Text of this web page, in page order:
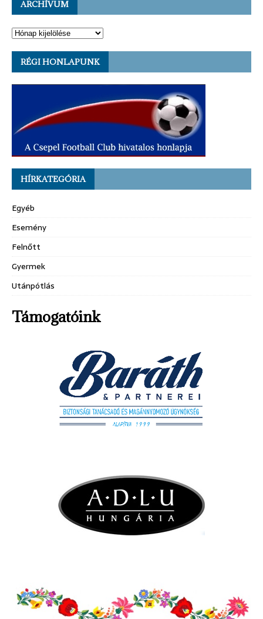
ARCHÍVUM
RÉGI HONLAPUNK
HÍRKATEGÓRIA
Egyéb
Esemény
Felnőtt
Gyermek
Utánpótlás
Támogatóink